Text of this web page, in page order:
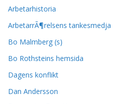
Arbetarhistoria
ArbetarrÃ¶relsens tankesmedja
Bo Malmberg (s)
Bo Rothsteins hemsida
Dagens konflikt
Dan Andersson